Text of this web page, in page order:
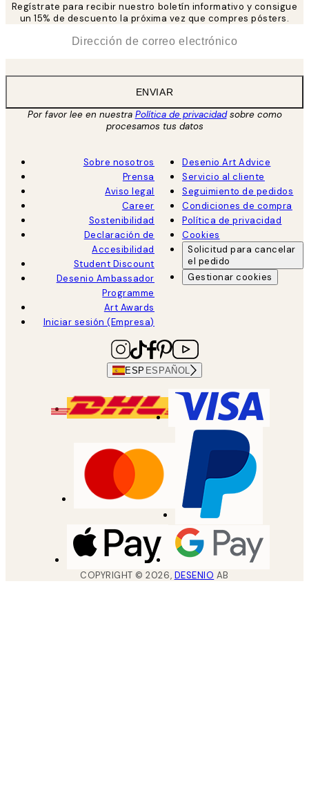
Regístrate para recibir nuestro boletín informativo y consigue
un 15% de descuento la próxima vez que compres pósters.
ENVIAR
Por favor lee en nuestra Política de privacidadsobre como
procesamos tus datos
Sobre nosotros
Prensa
Aviso legal
Career
Sostenibilidad
Declaración de
Accesibilidad
Student Discount
Desenio Ambassador
Programme
Art Awards
Iniciar sesión (Empresa)
Desenio Art Advice
Servicio al cliente
Seguimiento de pedidos
Condiciones de compra
Política de privacidad
Cookies
Solicitud para cancelar
el pedido
Gestionar cookies
ESP ESPAÑOL
COPYRIGHT ©2026, DESENIO AB